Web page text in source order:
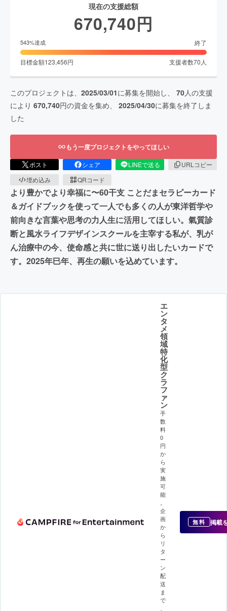
現在の支援総額
670,740円
543%達成 終了
目標金額123,456円 支援者数70 人
このプロジェクトは、 2025/03/01に募集を開始し、 70人の支援
により 670,740円の資金を集め、 2025/04/30に募集を終了しま
した
もう一度プロジェクトをやってほしい
ポスト シェア LINEで送る
URLコピー
埋め込み
QRコード
より豊かでより幸福に〜60干支 ことだまセラピーカード
＆ガイドブックを使って一人でも多くの人が東洋哲学や
前向きな言葉や思考の力人生に活用してほしい。氣質診
断と風水ライフデザインスクールを主宰する私が、乳が
ん治療中の今、使命感と共に世に送り出したいカードで
す。2025年巳年、再生の願いを込めています。
エ
ン
タ
メ
領
域
特
化
型
ク
ラ
フ
ァ
ン
手
数
料
0
円
か
ら
実
施
可
能
企
画
か
ら
リ
タ
ー
ン
配
送
ま
で
無料 掲載